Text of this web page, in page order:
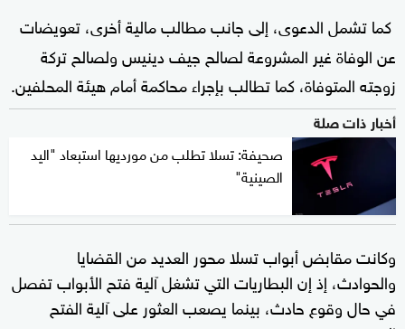
كما تشمل الدعوى، إلى جانب مطالب مالية أخرى، تعويضات
عن الوفاة غير المشروعة لصالح جيف دينيس ولصالح تركة
زوجته المتوفاة، كما تطالب بإجراء محاكمة أمام هيئة المحلفين.
أخبار ذات صلة
صحيفة: تسلا تطلب من مورديها استبعاد "اليد
الصينية"
وكانت مقابض أبواب تسلا محور العديد من القضايا
والحوادث، إذ إن البطاريات التي تشغل آلية فتح الأبواب تفصل
في حال وقوع حادث، بينما يصعب العثور على آلية الفتح